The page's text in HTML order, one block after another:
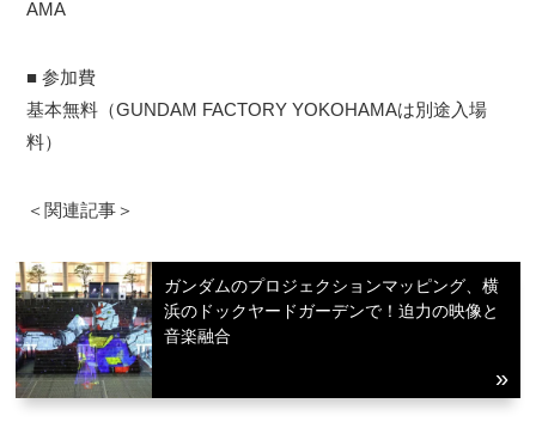
AMA
■ 参加費
基本無料（GUNDAM FACTORY YOKOHAMAは別途入場
料）
＜関連記事＞
ガンダムのプロジェクションマッピング、横
浜のドックヤードガーデンで！迫力の映像と
音楽融合